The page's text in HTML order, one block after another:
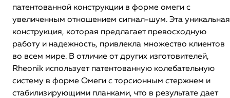
патентованной конструкции в форме омеги с
увеличенным отношением сигнал-шум. Эта уникальная
конструкция, которая предлагает превосходную
работу и надежность, привлекла множество клиентов
во всем мире. В отличие от других изготовителей,
Rheonik использует патентованную колебательную
систему в форме Омеги с торсионным стержнем и
стабилизирующими планками, что в результате дает